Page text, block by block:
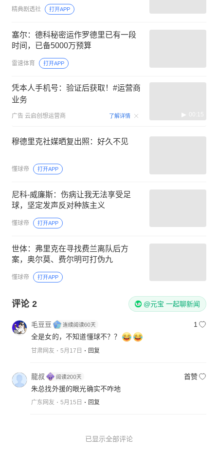
精典剧透社 打开APP
塞尔：德科秘密运作罗德里已有一段
时间，已备5000万预算
雷速体育 打开APP
凭本人手机号：验证后获取！#运营商
业务
广告 云启创想运营商 了解详情 00:15
穆德里克社媒晒复出照：好久不见
懂球帝 打开APP
尼科-威廉斯：伤病让我无法享受足
球，坚定发声反对种族主义
懂球帝 打开APP
世体：弗里克在寻找费兰离队后方
案，奥尔莫、费尔明可打伪九
懂球帝 打开APP
评论 2 @元宝 一起聊新闻
毛豆豆
1
全是女的，不知道懂球不？？
甘肃网友 5月17日 回复
龍叔
首赞
朱总找外援的眼光确实不咋地
广东网友 5月15日 回复
已显示全部评论